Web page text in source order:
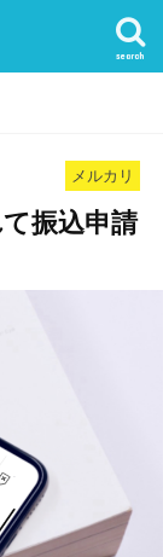
search
メルカリ
振込申請